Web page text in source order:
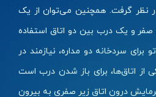
نظر گرفت. همچنین می‌توان از یک
صفر و یک درب بین دو اتاق استفاده
برای سردخانه دو مداره، نیازمند در
از اتاق‌ها، برای باز شدن درب است
درون اتاق زیر صفری به بیرون